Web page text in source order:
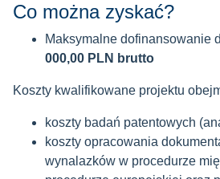
Co można zyskać?
Maksymalne dofinansowanie
000,00 PLN brutto
Koszty kwalifikowane projektu
koszty badań patentowych
koszty opracowania
wynalazków w procedurze